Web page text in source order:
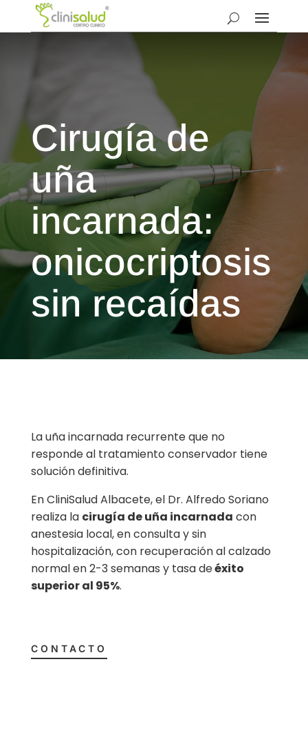
Cirugía de
uña
incarnada:
onicocriptosis
sin recaídas
La uña incarnada recurrente que no
responde al tratamiento conservador tiene
solución definitiva.
En CliniSalud Albacete, el Dr. Alfredo Soriano
realiza la cirugía de uña incarnada con
anestesia local, en consulta y sin
hospitalización, con recuperación al calzado
normal en 2-3 semanas y tasa deéxito
superior al 95%.
CONTACTO